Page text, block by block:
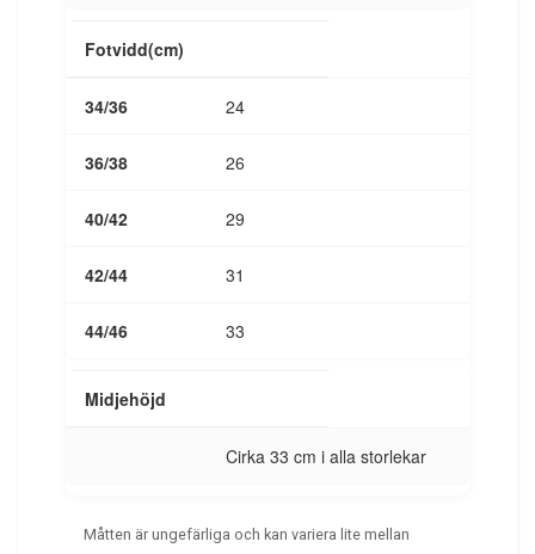
Fotvidd(cm)
24
26
29
31
33
Midjehöjd
Cirka 33 cm i alla storlekar
Måtten är ungefärliga och kan variera lite mellan